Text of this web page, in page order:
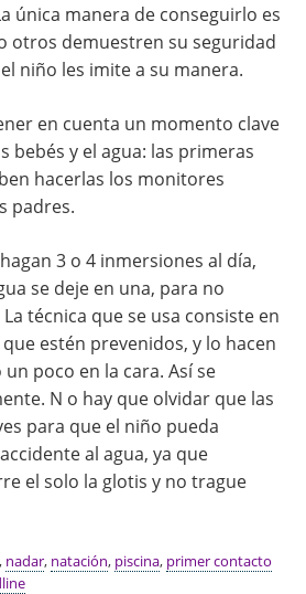
única manera de conseguirlo es
otros demuestren su seguridad
niño les imite a su manera.
en cuenta un momento clave
bebés y el agua: las primeras
hacerlas los monitores
padres.
3 o 4 inmersiones al día,
se deje en una, para no
técnica que se usa consiste en
estén prevenidos, y lo hacen
poco en la cara. Así se
N o hay que olvidar que las
para que el niño pueda
al agua, ya que
el solo la glotis y no trague
, nadar, natación, piscina, primer contacto